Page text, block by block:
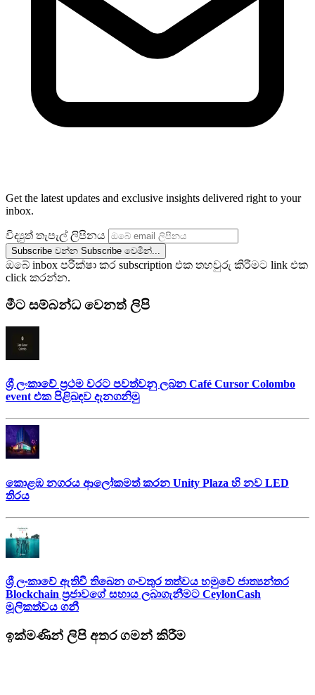
Get the latest updates and exclusive insights delivered right to your
inbox.
විද්‍යුත් තැපැල් ලිපිනය
Subscribe වන්න Subscribe වෙමින්...
ඔබේ inbox පරීක්ෂා කර subscription එක තහවුරු කිරීමට link එක
click කරන්න.
මීට සම්බන්ධ වෙනත් ලිපි
ශ්‍රී ලංකාවේ ප්‍රථම වරට පවත්වනු ලබන Café Cursor Colombo
event එක පිළිබඳව දැනගනිමු
කොළඹ නගරය ආලෝකමත් කරන Unity Plaza හි නව LED
තිරය
ශ්‍රී ලංකාවේ ඇතිවී තිබෙන ගංවතුර තත්වය හමුවේ ජාත්‍යන්තර
Blockchain ප්‍රජාවගේ සහාය ලබාගැනීමට CeylonCash
මූලිකත්වය ග​නී
ඉක්මණින් ලිපි අතර ගමන් කිරීම